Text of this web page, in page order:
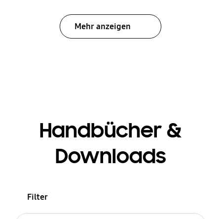
Mehr anzeigen
Handbücher &
Downloads
Filter